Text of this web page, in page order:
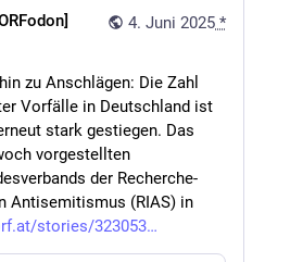
4. Juni 2025 *
zu Anschlägen: Die Zahl
Vorfälle in Deutschland ist
stark gestiegen. Das
vorgestellten
der Recherche-
Antisemitismus (RIAS) in
stories/323053